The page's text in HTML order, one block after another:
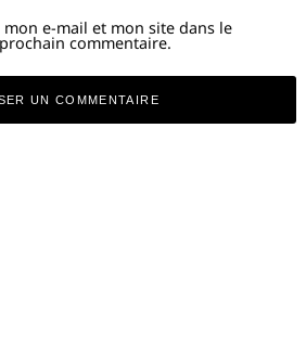
e-mail et mon site dans le
commentaire.